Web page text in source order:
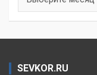
SEVKOR.RU